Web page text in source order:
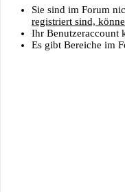
Sie sind im Forum
registriert sind,
Ihr Benutzeraccount
Es gibt Bereiche im